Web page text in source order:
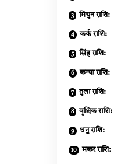
मिथुन राशि:
कर्क राशि:
सिंह राशि:
कन्या राशि:
तुला राशि:
वृश्चिक राशि:
धनु राशि:
मकर राशि: